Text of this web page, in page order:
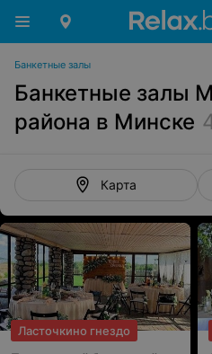
Банкетные залы
Банкетные залы
района в Минске
Карта
Ласточкино гнездо